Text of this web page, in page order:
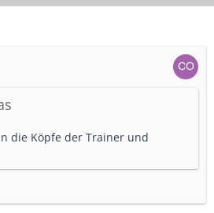
die Köpfe der Trainer und